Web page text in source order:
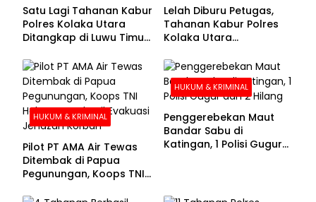
Satu Lagi Tahanan Kabur
Polres Kolaka Utara
Ditangkap di Luwu Timur,
Lelah Diburu Petugas,
Tahanan Kabur Polres
Kolaka Utara
HUKUM & KRIMINAL
Pilot PT AMA Air Tewas
Ditembak di Papua
Pegunungan, Koops TNI
HUKUM & KRIMINAL
Penggerebekan Maut
Bandar Sabu di
Katingan, 1 Polisi Gugur